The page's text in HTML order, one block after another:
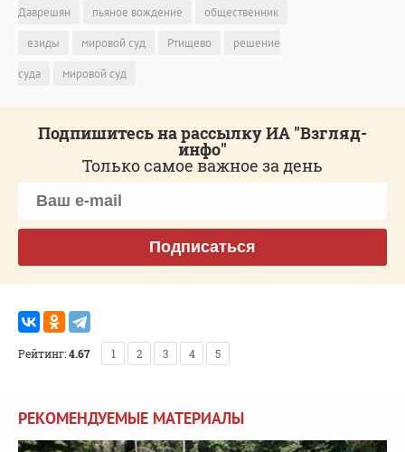
Даврешян
пьяное вождение
общественник
езиды
мировой суд Ртищево
решение
суда
мировой суд
Подпишитесь на рассылку ИА "Взгляд-
инфо"
Только самое важное за день
Подписаться
Рейтинг:4.67 1 2 3 4 5
РЕКОМЕНДУЕМЫЕ МАТЕРИАЛЫ